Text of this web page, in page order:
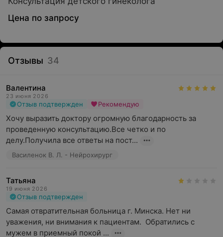
Цена по запросу
Отзывы 34
Валентина
23 июня 2026
Отзыв подтвержден Рекомендую
Хочу выразить доктору огромную благодарность за
проведенную консультацию.Все четко и по
делу.Получила все ответы на пост...
Василенок В. Л. - Нейрохирург
Татьяна
19 июня 2026
Отзыв подтвержден
Самая отвратительная больница г. Минска. Нет ни
уважения, ни внимания к пациентам.  Обратились с
мужем в приемный покой ...